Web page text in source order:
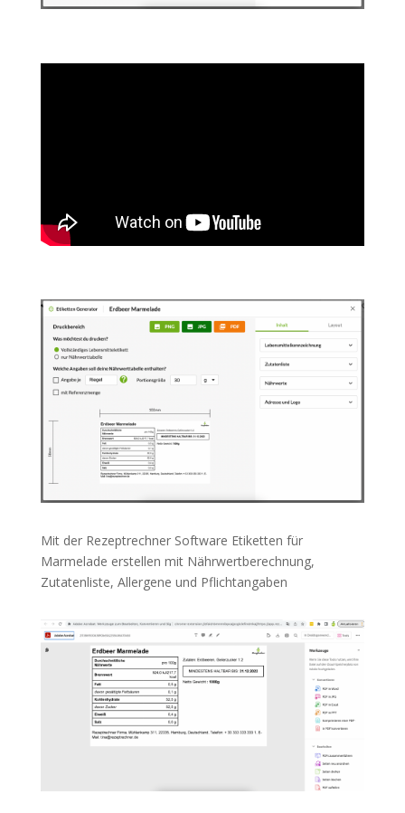
Mit der Rezeptrechner Software Etiketten für
Marmelade erstellen mit Nährwertberechnung,
Zutatenliste, Allergene und Pflichtangaben